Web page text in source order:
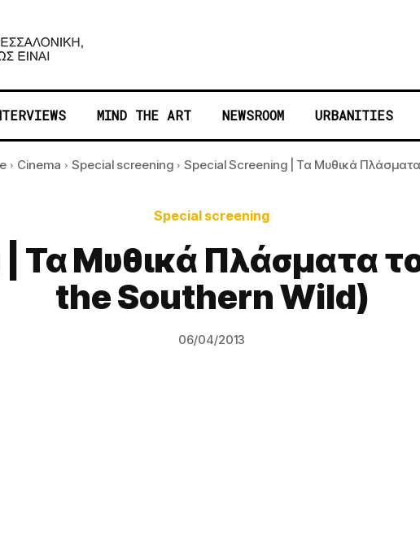
MIND THE ART NEWSROOM URBANITIES
Cinema Special screening Special Screening | Τα Μυθικά Πλάσματα
Special screening
Τα Μυθικά Πλάσματα
the Southern Wild)
06/04/2013